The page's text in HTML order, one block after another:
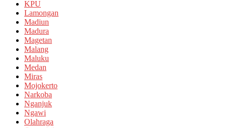
KPU
Lamongan
Madiun
Madura
Magetan
Malang
Maluku
Medan
Miras
Mojokerto
Narkoba
Nganjuk
Ngawi
Olahraga